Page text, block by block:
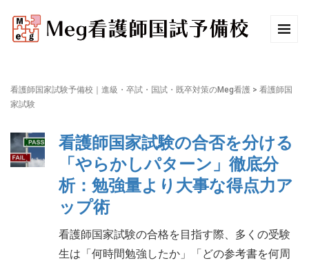
看護師国家試験予備校｜進級・卒試・国試・既卒対策のMeg看護 > 看護師国
家試験
看護師国家試験の合否を分ける
「やらかしパターン」徹底分
析：勉強量より大事な得点力ア
ップ術
看護師国家試験の合格を目指す際、多くの受験
生は「何時間勉強したか」「どの参考書を何周